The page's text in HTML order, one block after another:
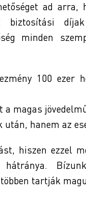
ad arra,
biztosítási
minden
100 ezer
magas
után, hanem az
hiszen ezzel
tartják